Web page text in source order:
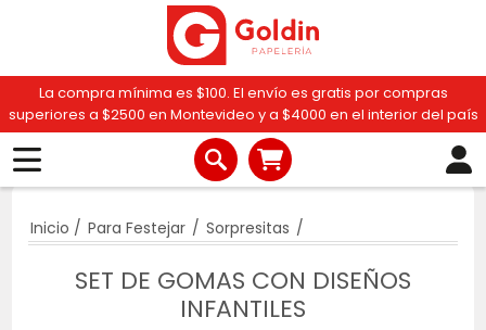
La compra mínima es $100. El envío es gratis por compras
superiores a $2500 en Montevideo y a $4000 en el interior del país
Inicio / Para Festejar / Sorpresitas /
SET DE GOMAS CON DISEÑOS
INFANTILES